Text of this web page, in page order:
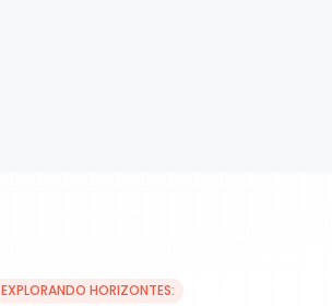
EXPLORANDO HORIZONTES: